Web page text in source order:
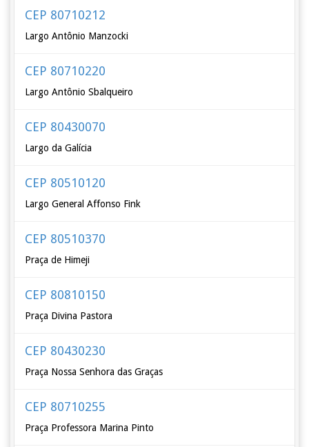
CEP 80710212
Largo Antônio Manzocki
CEP 80710220
Largo Antônio Sbalqueiro
CEP 80430070
Largo da Galícia
CEP 80510120
Largo General Affonso Fink
CEP 80510370
Praça de Himeji
CEP 80810150
Praça Divina Pastora
CEP 80430230
Praça Nossa Senhora das Graças
CEP 80710255
Praça Professora Marina Pinto